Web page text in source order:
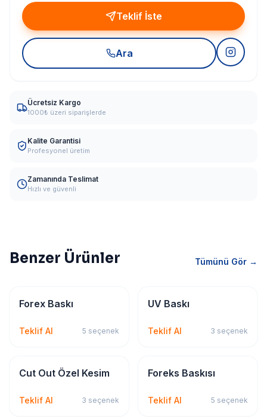
Teklif İste
Ara
Ücretsiz Kargo
1000₺ üzeri siparişlerde
Kalite Garantisi
Profesyonel üretim
Zamanında Teslimat
Hızlı ve güvenli
Benzer Ürünler Tümünü Gör →
Dijital & Geniş Format
Forex Baskı
Teklif Al 5 seçenek
Dijital & Geniş Format
UV Baskı
Teklif Al 3 seçenek
Dijital & Geniş Format
Cut Out Özel Kesim
Teklif Al 3 seçenek
Dijital & Geniş Format
Foreks Baskısı
Teklif Al 5 seçenek